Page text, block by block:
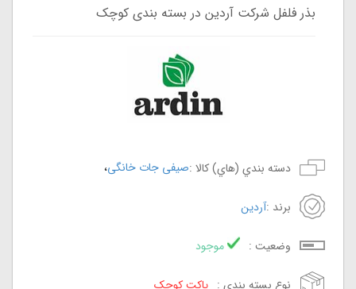
بذر فلفل شرکت آردین در بسته بندی کوچک
دسته بندي (هاي) کالا :صیفی جات خانگی،
برند :آردین
وضعيت : موجود
نوع بسته بندي : پاکت کوچک